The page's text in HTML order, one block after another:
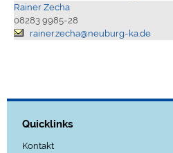
Rainer Zecha
08283 9985-28
rainer.zecha@neuburg-ka.de
Quicklinks
Kontakt